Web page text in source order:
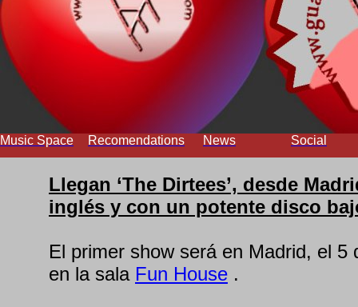
Music Space Recomendations News Social
Llegan ‘The Dirtees’, desde
inglés y con un potente disco
El primer show será en Madrid, el 5
en la sala Fun House .